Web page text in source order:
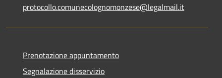
protocollo.comunecolognomonzese@legalmail.it
Prenotazione appuntamento
Segnalazione disservizio